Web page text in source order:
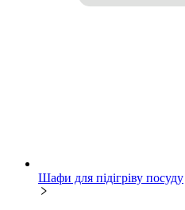
Шафи для підігріву посуду